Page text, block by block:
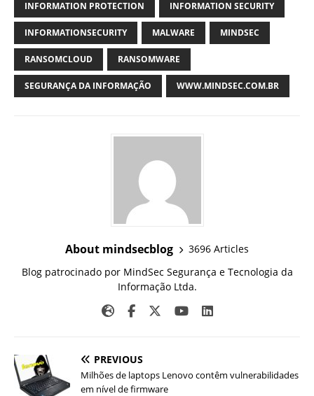
INFORMATION PROTECTION INFORMATION SECURITY
INFORMATIONSECURITY MALWARE MINDSEC
RANSOMCLOUD RANSOMWARE
SEGURANÇA DA INFORMAÇÃO WWW.MINDSEC.COM.BR
About mindsecblog
3696 Articles
Blog patrocinado por MindSec Segurança e Tecnologia da
Informação Ltda.
PREVIOUS
Milhões de laptops Lenovo contêm vulnerabilidades
em nível de firmware